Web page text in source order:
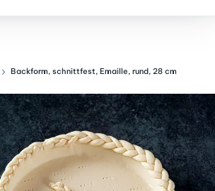
Backform, schnittfest, Emaille, rund, 28 cm